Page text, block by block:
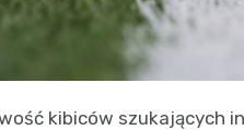
kibiców szukających